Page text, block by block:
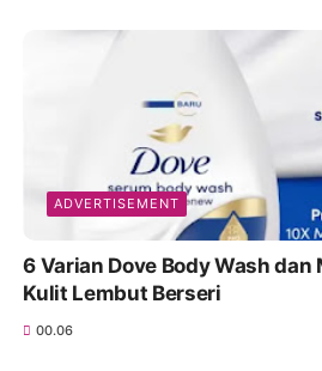
ADVERTISEMENT
6 Varian Dove Body Wash
Kulit Lembut Berseri
00.06